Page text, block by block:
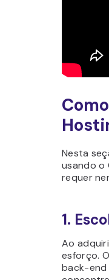
Nesta
usando o
requer
1.
Ao
esforço.
back-end